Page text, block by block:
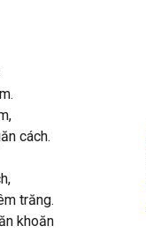
cách.
trăng.
khoăn